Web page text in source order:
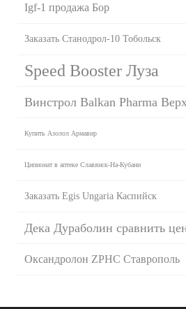
Igf-1 продажа Бор
Заказать Станодрол-10 Тобольск
Speed Booster Луза
Винстрол Balkan Pharma
Купить Азолол Армавир
Ципионат в аптеке Славянск-На-Кубани
Заказать Egis Ungaria Каспийск
Дека Дураболин сравнить
Оксандролон ZPHC Ставрополь